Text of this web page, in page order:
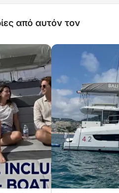
από αυτόν τον